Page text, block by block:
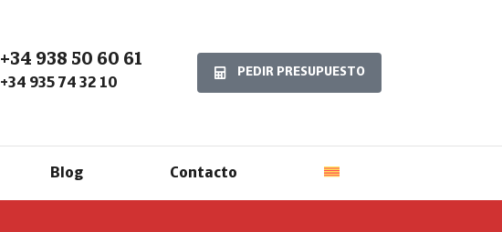
+34 938 50 60 61
+34 935 74 32 10
PEDIR PRESUPUESTO
Blog Contacto